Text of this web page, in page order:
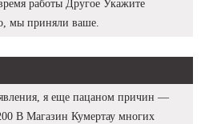
работы Другое Укажите
мы приняли ваше.
я еще пацаном причин —
В Магазин Кумертау многих